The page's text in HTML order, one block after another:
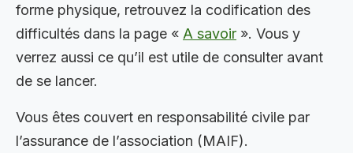
forme physique, retrouvez la codification des
difficultés dans la page « A savoir ». Vous y
verrez aussi ce qu’il est utile de consulter avant
de se lancer.
Vous êtes couvert en responsabilité civile par
l’assurance de l’association (MAIF).